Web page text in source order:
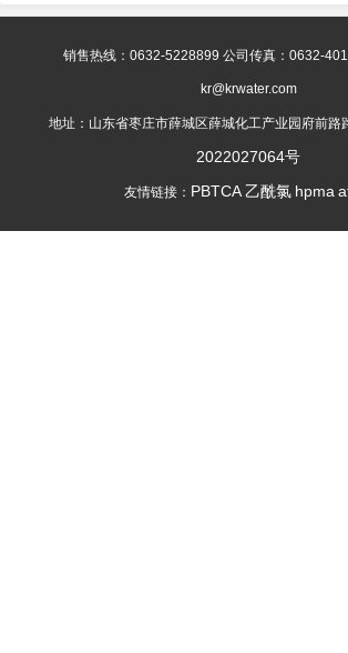
销售热线：0632-5228899 公司传真：0632-
kr@krwater.com
地址：山东省枣庄市薛城区薛城化工产业园府前路
2022027064号
友情链接： PBTCA 乙酰氯 hpma